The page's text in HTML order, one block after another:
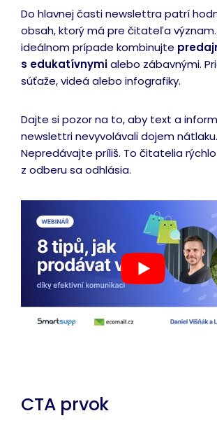
Do hlavnej časti newslettra patrí
obsah, ktorý má pre čitateľa
ideálnom prípade kombinujte
s edukatívnymialebo zábavnými.
súťaže, videá alebo infografiky.
Dajte si pozor na to, aby text a
newslettri nevyvolávali dojem nátlaku.
Nepredávajte príliš. To čitatelia
z odberu sa odhlásia.
CTA prvok